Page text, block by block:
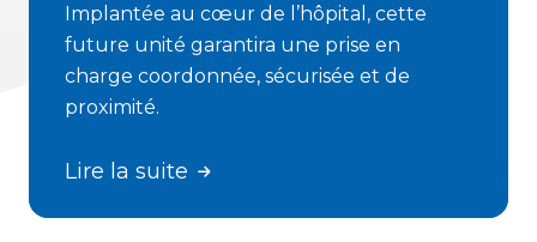
Implantée au cœur de l’hôpital, cette
future unité garantira une prise en
charge coordonnée, sécurisée et de
proximité.
Lire la suite